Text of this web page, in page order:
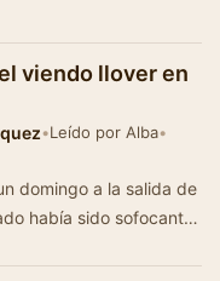
viendo llover en
•Leído por Alba•
domingo a la salida de
había sido sofocante.